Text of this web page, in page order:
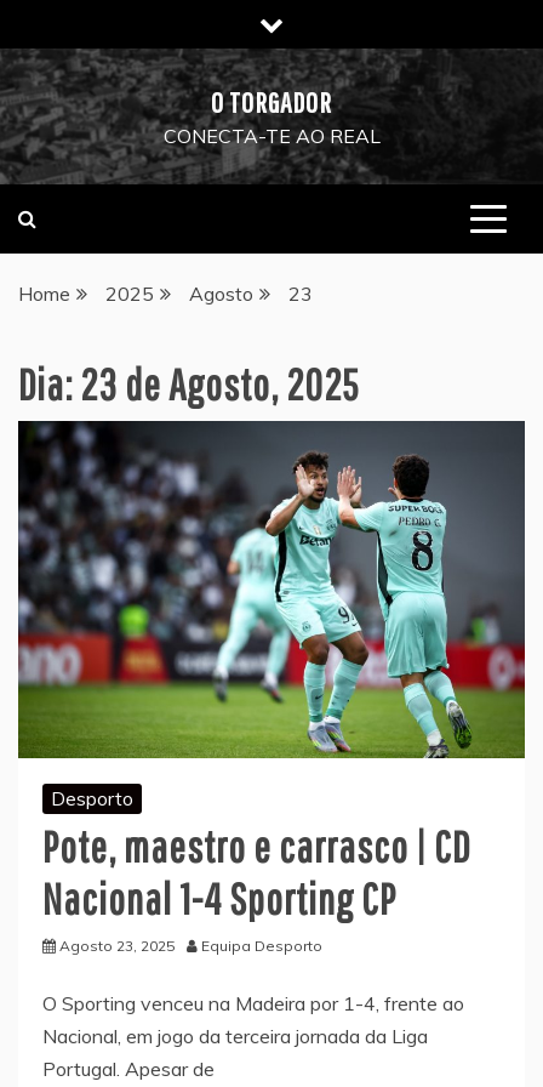
to
content
O TORGADOR
CONECTA-TE AO REAL
Home 2025 Agosto 23
Dia:23 de Agosto, 2025
Desporto
Pote, maestro e carrasco | CD
Nacional 1-4 Sporting CP
Agosto 23, 2025 Equipa Desporto
O Sporting venceu na Madeira por 1-4, frente ao
Nacional, em jogo da terceira jornada da Liga
Portugal. Apesar de